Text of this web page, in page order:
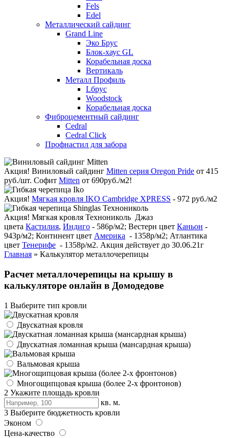
Fels
Edel
Металлический сайдинг
Grand Line
Эко Брус
Блок-хаус GL
Корабельная доска
Вертикаль
Металл Профиль
Lбрус
Woodstock
Корабельная доска
Фиброцементный сайдинг
Cedral
Cedral Click
Профнастил для забора
Акция! Виниловый сайдинг Mitten серия Oregon Pride от 415
руб./шт. Софит Mitten от 690руб./м2!
Акция! Мягкая кровля IKO Cambridge XPRESS - 972 руб./м2
Акция! Мягкая кровля Технониколь Джаз
цвета Кастилия, Индиго - 586р/м2; Вестерн цвет Каньон -
943р/м2; Континент цвет Америка - 1358р/м2; Атлантика
цвет Тенерифе - 1358р/м2. Акция действует до 30.06.21г
Главная » Калькулятор металлочерепицы
Расчет металлочерепицы на крышу в
калькуляторе онлайн в Домодедове
1 Выберите тип кровли
Двускатная кровля
Двускатная ломанная крыша (мансардная крыша)
Вальмовая крыша
Многощипцовая крыша (более 2-х фронтонов)
2 Укажите площадь кровли
кв. м.
3 Выберите бюджетность кровли
Эконом
Цена-качество